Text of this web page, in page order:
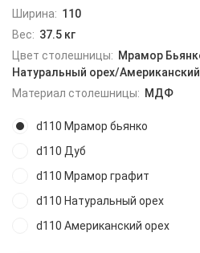
Ширина: 110
Вес: 37.5 кг
Цвет столешницы: Мрамор
Натуральный орех/
Материал столешницы: МДФ
d110 Мрамор бьянко
d110 Дуб
d110 Мрамор графит
d110 Натуральный орех
d110 Американский орех